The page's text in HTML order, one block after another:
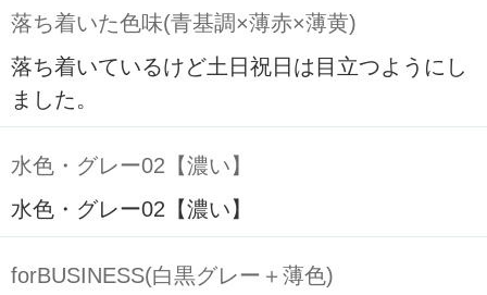
落ち着いた色味(青基調×薄赤×薄黄)
落ち着いているけど土日祝日は目立つようにし
ました。
水色・グレー02【濃い】
水色・グレー02【濃い】
forBUSINESS(白黒グレー＋薄色)